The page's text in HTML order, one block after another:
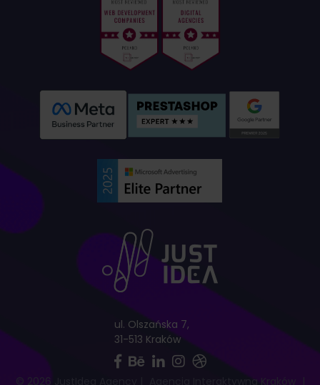
© 2026 JustIdea Agency Agencja Interaktywna Kraków |
ul. Olszańska 7,
31-513 Kraków